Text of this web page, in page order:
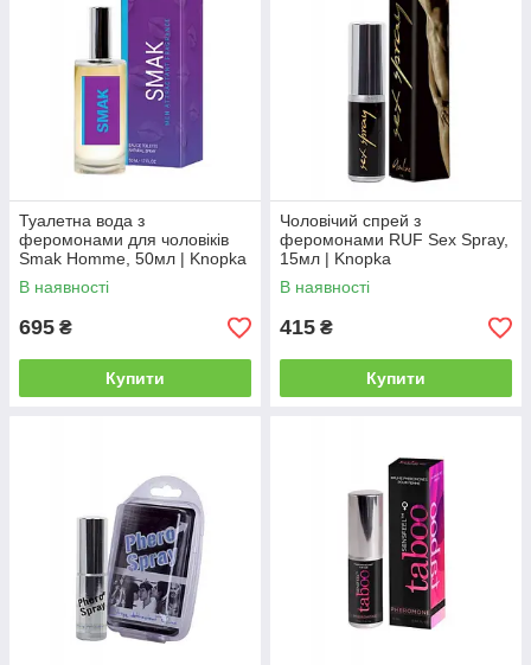
Туалетна вода з
феромонами для чоловіків
Smak Homme, 50мл | Knopka
В наявності
695 ₴
Купити
Чоловічий спрей з
феромонами RUF Sex Spray,
15мл | Knopka
В наявності
415 ₴
Купити